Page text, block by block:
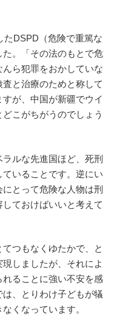
たDSPD（危険で重篤な
。「その法のもとで危
ら犯罪をおかしていな
と治療のためと称して
が、中国が新疆でウイ
こがちがうのでしょう
ルな先進国ほど、死刑
いることです。逆にい
とって危険な人物は刑
ておけばいいと考えて
つもなくゆたかで、と
しましたが、それによ
ることに強い不安を感
、とりわけ子どもが犠
くなっています。